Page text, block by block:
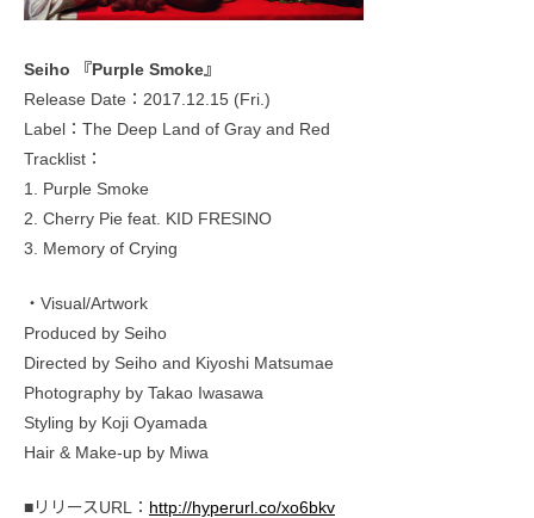
Seiho 『Purple Smoke』
Release Date：2017.12.15 (Fri.)
Label：The Deep Land of Gray and Red
Tracklist：
1. Purple Smoke
2. Cherry Pie feat. KID FRESINO
3. Memory of Crying
・Visual/Artwork
Produced by Seiho
Directed by Seiho and Kiyoshi Matsumae
Photography by Takao Iwasawa
Styling by Koji Oyamada
Hair & Make-up by Miwa
■リリースURL： http://hyperurl.co/xo6bkv